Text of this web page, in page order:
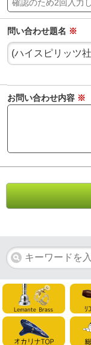
問い合わせ題名 ※
お問い合わせ内容 ※